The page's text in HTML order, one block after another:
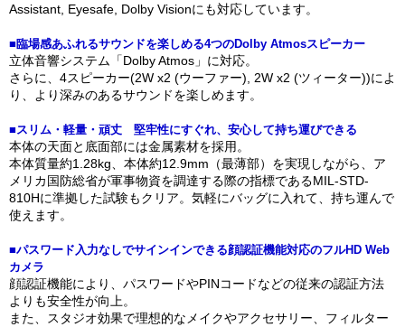
Assistant, Eyesafe, Dolby Visionにも対応しています。
■臨場感あふれるサウンドを楽しめる4つのDolby Atmosスピーカー
立体音響システム「Dolby Atmos」に対応。
さらに、4スピーカー(2W x2 (ウーファー), 2W x2 (ツィーター))によ
り、より深みのあるサウンドを楽しめます。
■スリム・軽量・頑丈 堅牢性にすぐれ、安心して持ち運びできる
本体の天面と底面部には金属素材を採用。
本体質量約1.28kg、本体約12.9mm（最薄部）を実現しながら、ア
メリカ国防総省が軍事物資を調達する際の指標であるMIL-STD-
810Hに準拠した試験もクリア。気軽にバッグに入れて、持ち運んで
使えます。
■パスワード入力なしでサインインできる顔認証機能対応のフルHD Web
カメラ
顔認証機能により、パスワードやPINコードなどの従来の認証方法
よりも安全性が向上。
また、スタジオ効果で理想的なメイクやアクセサリー、フィルター